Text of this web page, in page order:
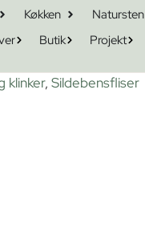
Køkken Natursten
Butik Projekt
klinker, Sildebensfliser